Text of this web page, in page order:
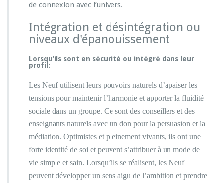
de connexion avec l’univers.
Intégration et désintégration ou
niveaux d'épanouissement
Lorsqu’ils sont en sécurité ou intégré dans leur
profil:
Les Neuf utilisent leurs pouvoirs naturels d’apaiser les
tensions pour maintenir l’harmonie et apporter la fluidité
sociale dans un groupe. Ce sont des conseillers et des
enseignants naturels avec un don pour la persuasion et la
médiation. Optimistes et pleinement vivants, ils ont une
forte identité de soi et peuvent s’attribuer à un mode de
vie simple et sain. Lorsqu’ils se réalisent, les Neuf
peuvent développer un sens aigu de l’ambition et prendre